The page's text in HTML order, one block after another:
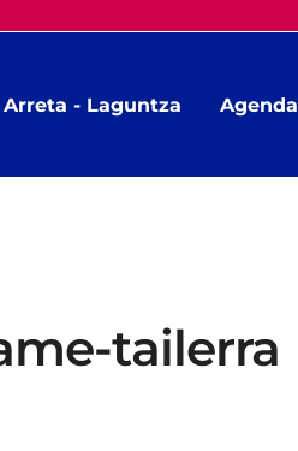
Arreta - Laguntza Agenda
tailerra